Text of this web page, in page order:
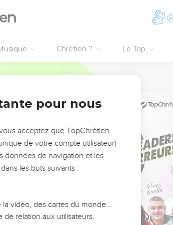
Chrétien ? Le Top
pour nous
acceptez que TopChrétien
de votre compte utilisateur)
données de navigation et les
les buts suivants :
la vidéo, des cartes du monde…
relation aux utilisateurs.